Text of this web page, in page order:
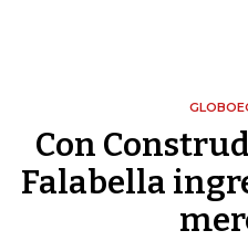
Con
Falabella